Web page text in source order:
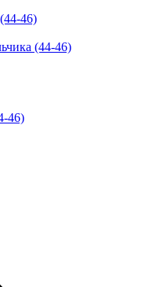
(44-46)
46)